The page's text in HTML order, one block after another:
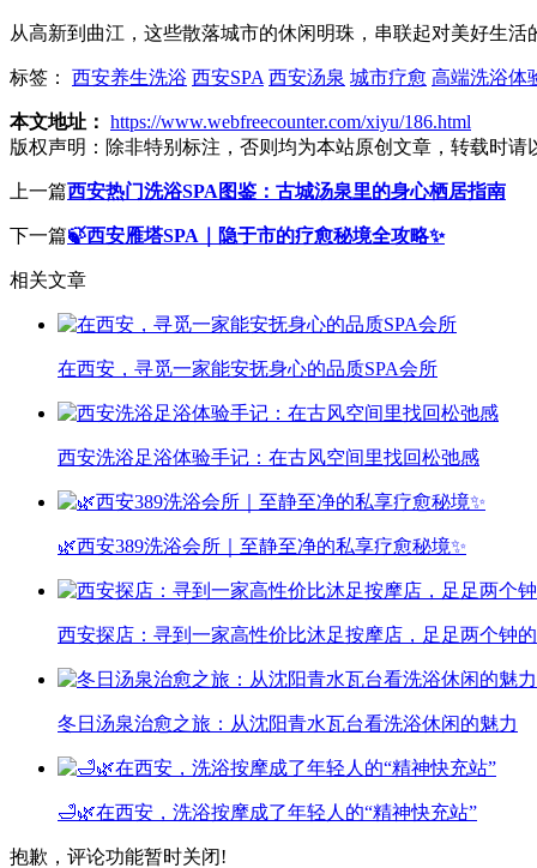
从高新到曲江，这些散落城市的休闲明珠，串联起对美好生
标签： 西安养生洗浴 西安SPA 西安汤泉 城市疗愈 高端洗浴体
本文地址： https://www.webfreecounter.com/xiyu/186.html
版权声明： 除非特别标注，否则均为本站原创文章，转载时请
上一篇西安热门洗浴SPA图鉴：古城汤泉里的身心栖居指南
下一篇🍃西安雁塔SPA｜隐于市的疗愈秘境全攻略✨
相关文章
在西安，寻觅一家能安抚身心的品质SPA会所
西安洗浴足浴体验手记：在古风空间里找回松弛感
🌿西安389洗浴会所｜至静至净的私享疗愈秘境✨
西安探店：寻到一家高性价比沐足按摩店，足足两个钟
冬日汤泉治愈之旅：从沈阳青水瓦台看洗浴休闲的魅力
🛁🌿在西安，洗浴按摩成了年轻人的“精神快充站”
抱歉，评论功能暂时关闭!